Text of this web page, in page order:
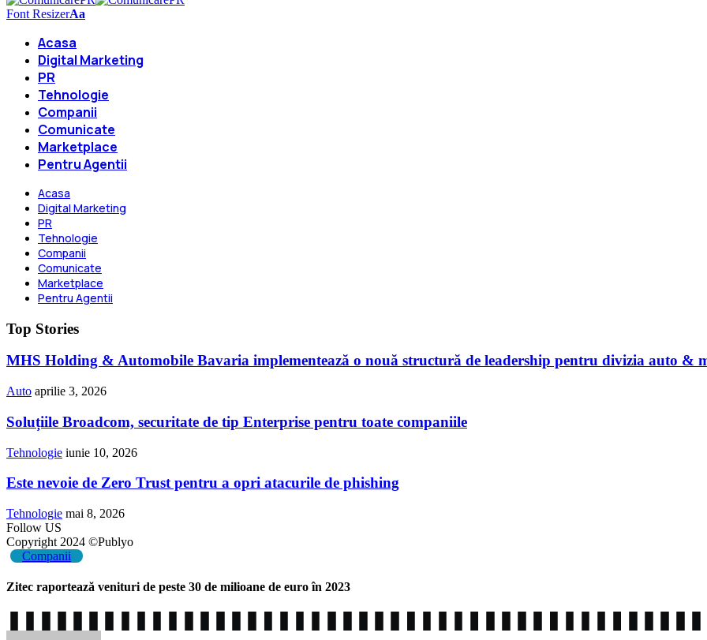
Font ResizerAa
Acasa
Digital Marketing
PR
Tehnologie
Companii
Comunicate
Marketplace
Pentru Agentii
Acasa
Digital Marketing
PR
Tehnologie
Companii
Comunicate
Marketplace
Pentru Agentii
Top Stories
MHS Holding & Automobile Bavaria implementează o nouă structură de leadership pentru divizia auto &
Auto aprilie 3, 2026
Soluțiile Broadcom, securitate de tip Enterprise pentru toate companiile
Tehnologie iunie 10, 2026
Este nevoie de Zero Trust pentru a opri atacurile de phishing
Tehnologie mai 8, 2026
Follow US
Copyright 2024 ©Publyo
Companii
Zitec raportează venituri de peste 30 de milioane de euro în 2023